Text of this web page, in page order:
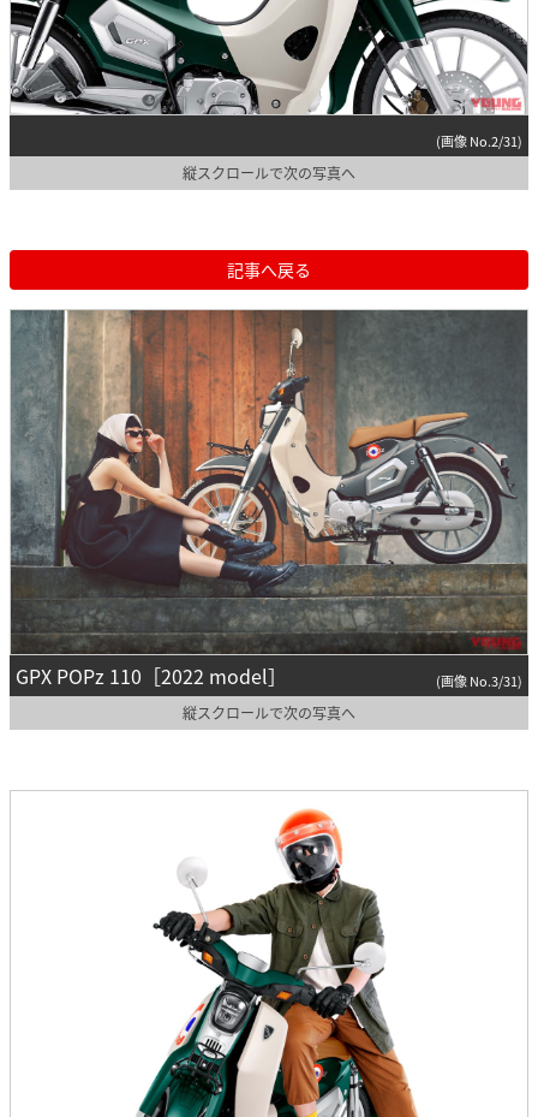
(画像 No.2/31)
縦スクロールで次の写真へ
記事へ戻る
GPX POPz 110［2022 model］ (画像 No.3/31)
縦スクロールで次の写真へ